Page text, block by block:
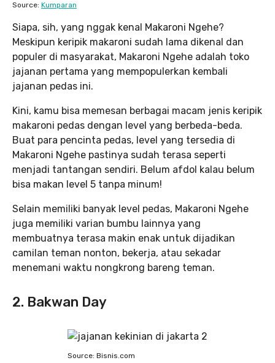
Source: Kumparan
Siapa, sih, yang nggak kenal Makaroni Ngehe?
Meskipun keripik makaroni sudah lama dikenal dan
populer di masyarakat, Makaroni Ngehe adalah toko
jajanan pertama yang mempopulerkan kembali
jajanan pedas ini.
Kini, kamu bisa memesan berbagai macam jenis keripik
makaroni pedas dengan level yang berbeda-beda.
Buat para pencinta pedas, level yang tersedia di
Makaroni Ngehe pastinya sudah terasa seperti
menjadi tantangan sendiri. Belum afdol kalau belum
bisa makan level 5 tanpa minum!
Selain memiliki banyak level pedas, Makaroni Ngehe
juga memiliki varian bumbu lainnya yang
membuatnya terasa makin enak untuk dijadikan
camilan teman nonton, bekerja, atau sekadar
menemani waktu nongkrong bareng teman.
2. Bakwan Day
Source: Bisnis.com